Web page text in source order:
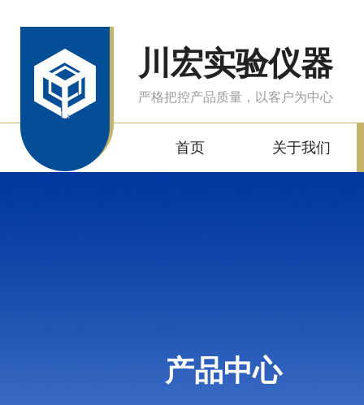
川宏实验仪器
严格把控产品质量，以客户为中心
首页 关于我们
产品中心